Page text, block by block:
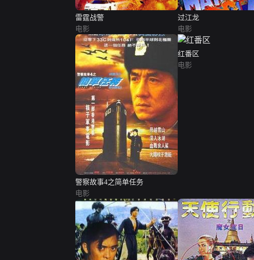
雷霆战警
电影
过江龙
电影
警察故事4之简单任务
电影
红番区
电影